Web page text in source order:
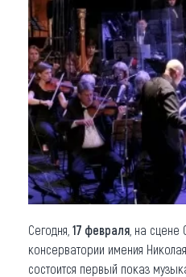
О регионе
Коллекция
Другие рубрики
Сегодня, 17 февраля , на
консерватории имения
состоится первый показ